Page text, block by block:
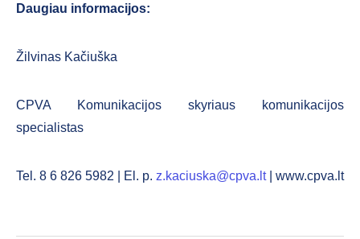
Daugiau informacijos:
Žilvinas Kačiuška
CPVA Komunikacijos skyriaus komunikacijos
specialistas
Tel. 8 6 826 5982 | El. p. z.kaciuska@cpva.lt| www.cpva.lt